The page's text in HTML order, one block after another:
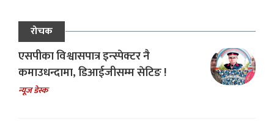
रोचक
एसपीका विश्वासपात्र इन्स्पेक्टर नै
कमाउधन्दामा, डिआईजीसम्म सेटिङ !
न्यूज डेस्क